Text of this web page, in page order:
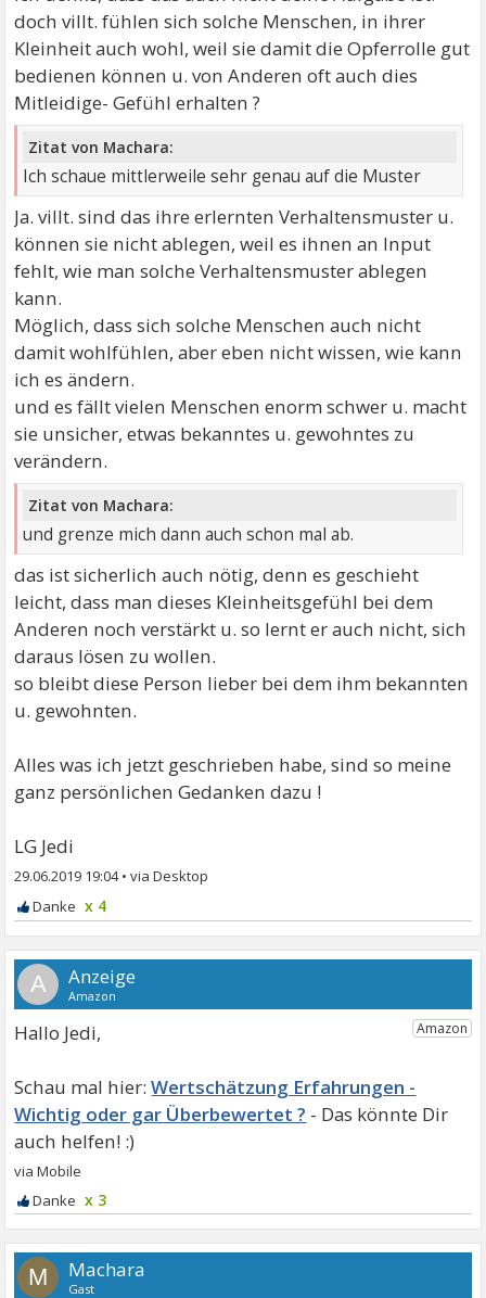
doch villt. fühlen sich solche Menschen, in ihrer
Kleinheit auch wohl, weil sie damit die Opferrolle gut
bedienen können u. von Anderen oft auch dies
Mitleidige- Gefühl erhalten ?
Zitat von Machara:
Ich schaue mittlerweile sehr genau auf die Muster
Ja. villt. sind das ihre erlernten Verhaltensmuster u.
können sie nicht ablegen, weil es ihnen an Input
fehlt, wie man solche Verhaltensmuster ablegen
kann.
Möglich, dass sich solche Menschen auch nicht
damit wohlfühlen, aber eben nicht wissen, wie kann
ich es ändern.
und es fällt vielen Menschen enorm schwer u. macht
sie unsicher, etwas bekanntes u. gewohntes zu
verändern.
Zitat von Machara:
und grenze mich dann auch schon mal ab.
das ist sicherlich auch nötig, denn es geschieht
leicht, dass man dieses Kleinheitsgefühl bei dem
Anderen noch verstärkt u. so lernt er auch nicht, sich
daraus lösen zu wollen.
so bleibt diese Person lieber bei dem ihm bekannten
u. gewohnten.
Alles was ich jetzt geschrieben habe, sind so meine
ganz persönlichen Gedanken dazu !
LG Jedi
29.06.2019 19:04•
x 4
A
Hallo Jedi,
Wertschätzung Erfahrungen -
Wichtig oder gar Überbewertet ?
x 3
M Machara
Gast